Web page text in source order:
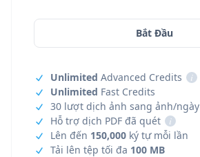
Bắt Đầu
Unlimited Advanced Credits
i
Unlimited Fast Credits
30 lượt dịch ảnh sang ảnh/ngày
Hỗ trợ dịch PDF đã quét
i
Lên đến 150,000 ký tự mỗi lần
Tải lên tệp tối đa 100 MB